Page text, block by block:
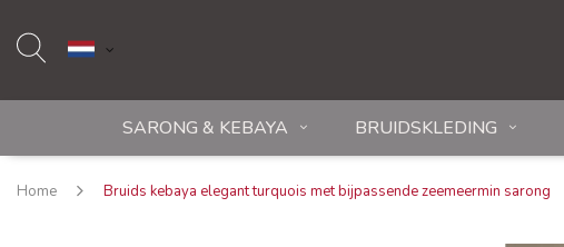
SARONG & KEBAYA BRUIDSKLEDING
Home Bruids kebaya elegant turquois met bijpassende zeemeermin sarong